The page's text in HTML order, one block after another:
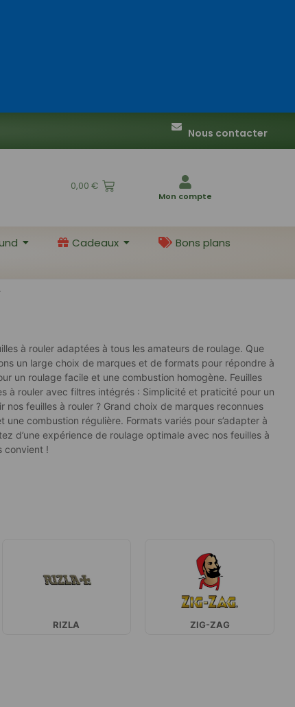
Nous contacter
0,00 €
Mon compte
Cadeaux
Bons plans
à rouler adaptées à tous les amateurs de roulage. Que
un large choix de marques et de formats pour répondre à
un roulage facile et une combustion homogène. Feuilles
à rouler avec filtres intégrés : Simplicité et praticité pour un
feuilles à rouler ? Grand choix de marques reconnues
combustion régulière. Formats variés pour s’adapter à
d’une expérience de roulage optimale avec nos feuilles à
convient !
RIZLA ZIG-ZAG